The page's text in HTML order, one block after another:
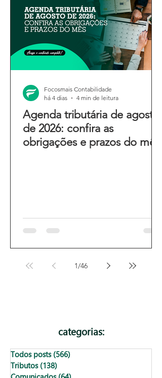
Agenda tributária de agosto
de 2026: confira as
obrigações e prazos do mês
Focosmais Contabilidade
há 4 dias
4 min de leitura
1/46
categorias:
Todos posts (566)
Tributos (138)